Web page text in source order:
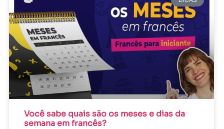
Você sabe quais são os meses e dias da
semana em francês?